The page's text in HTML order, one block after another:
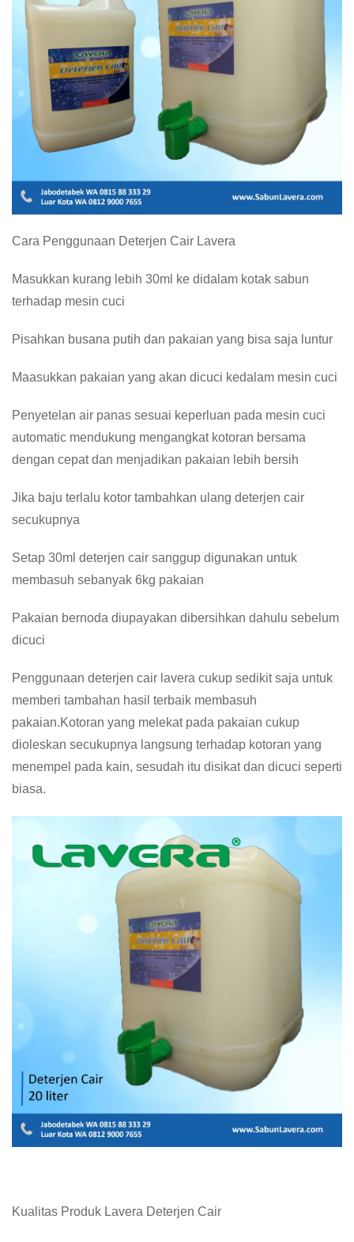
Cara Penggunaan Deterjen Cair Lavera
Masukkan kurang lebih 30ml ke didalam kotak sabun
terhadap mesin cuci
Pisahkan busana putih dan pakaian yang bisa saja luntur
Maasukkan pakaian yang akan dicuci kedalam mesin cuci
Penyetelan air panas sesuai keperluan pada mesin cuci
automatic mendukung mengangkat kotoran bersama
dengan cepat dan menjadikan pakaian lebih bersih
Jika baju terlalu kotor tambahkan ulang deterjen cair
secukupnya
Setap 30ml deterjen cair sanggup digunakan untuk
membasuh sebanyak 6kg pakaian
Pakaian bernoda diupayakan dibersihkan dahulu sebelum
dicuci
Penggunaan deterjen cair lavera cukup sedikit saja untuk
memberi tambahan hasil terbaik membasuh
pakaian.Kotoran yang melekat pada pakaian cukup
dioleskan secukupnya langsung terhadap kotoran yang
menempel pada kain, sesudah itu disikat dan dicuci seperti
biasa.
Kualitas Produk Lavera Deterjen Cair